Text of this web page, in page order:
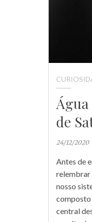
de
24/12/2020
Antes de
relembrar
nosso
composto
central